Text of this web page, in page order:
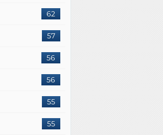
62
57
56
56
55
55